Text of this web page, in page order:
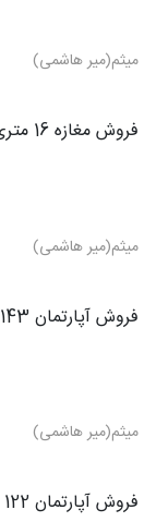
میثم(میر هاشمی)
فروش مغازه 16 متری
میثم(میر هاشمی)
فروش آپارتمان 143 متری
میثم(میر هاشمی)
فروش آپارتمان 122 متری